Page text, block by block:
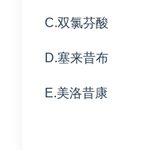
C.双氯芬酸
D.塞来昔布
E.美洛昔康